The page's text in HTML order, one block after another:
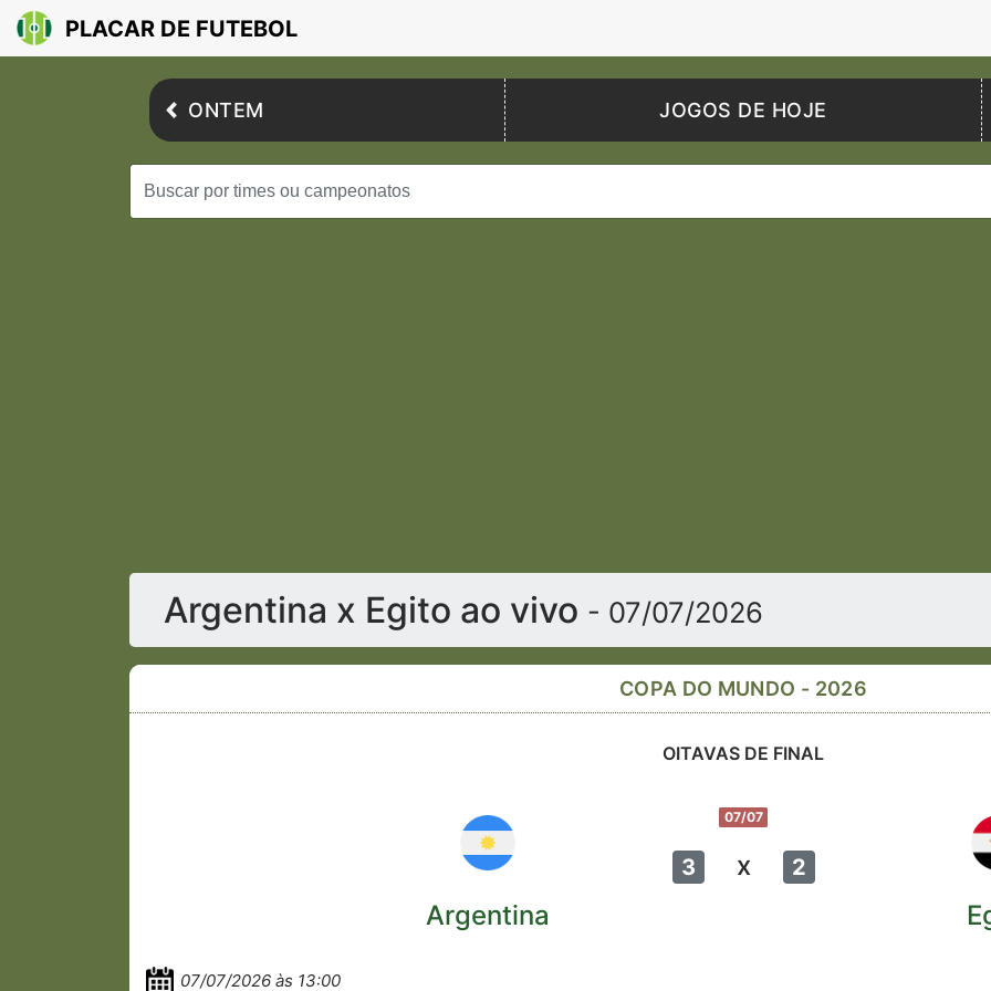
PLACAR DE FUTEBOL
ONTEM JOGOS DE HOJE
Argentina x Egito ao vivo - 07/07/2026
COPA DO MUNDO - 2026
OITAVAS DE FINAL
07/07
3 x 2
Argentina
07/07/2026 às 13:00